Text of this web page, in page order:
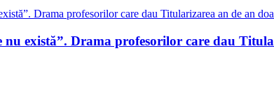
nu există”. Drama profesorilor care dau